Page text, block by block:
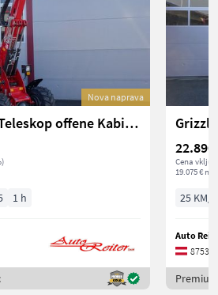
Nova naprava
Grizzly Grizzly 811 Teleskop offene Kabine Allrad E5 Mo
1 h
22.890
Cena
19.075 €
25 KM/
Auto
8753